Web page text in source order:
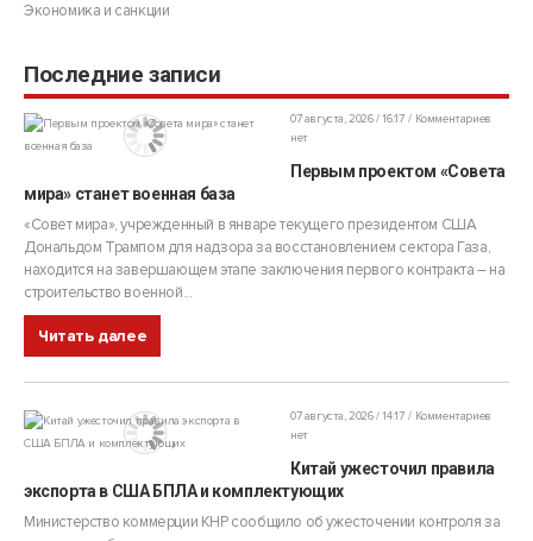
Экономика и санкции
Последние записи
07 августа, 2026 / 16:17
Комментариев
нет
Первым проектом «Совета
мира» станет военная база
«Совет мира», учрежденный в январе текущего президентом США
Дональдом Трампом для надзора за восстановлением сектора Газа,
находится на завершающем этапе заключения первого контракта – на
строительство военной...
Читать далее
07 августа, 2026 / 14:17
Комментариев
нет
Китай ужесточил правила
экспорта в США БПЛА и комплектующих
Министерство коммерции КНР сообщило об ужесточении контроля за